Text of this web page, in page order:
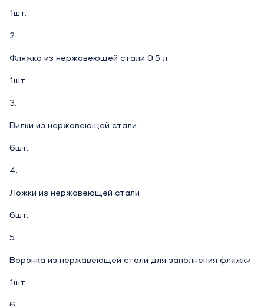
1шт.
2.
Фляжка из нержавеющей стали 0,5 л
1шт.
3.
Вилки из нержавеющей стали
6шт.
4.
Ложки из нержавеющей стали
6шт.
5.
Воронка из нержавеющей стали для заполнения фляжки
1шт.